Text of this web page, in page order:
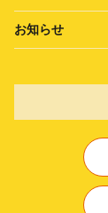
お知らせ